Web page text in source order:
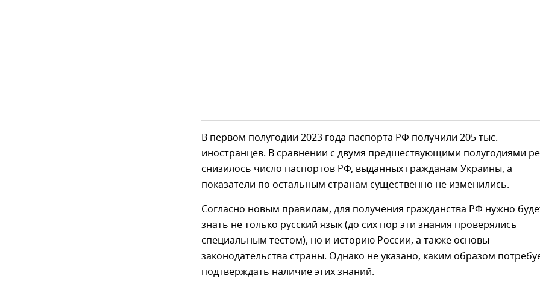
В первом полугодии 2023 года паспорта РФ получили 205 тыс.
иностранцев. В сравнении с двумя предшествующими полугодиями
снизилось число паспортов РФ, выданных гражданам Украины, а
показатели по остальным странам существенно не изменились.
Согласно новым правилам, для получения гражданства РФ нужно
знать не только русский язык (до сих пор эти знания проверялись
специальным тестом), но и историю России, а также основы
законодательства страны. Однако не указано, каким образом
подтверждать наличие этих знаний.